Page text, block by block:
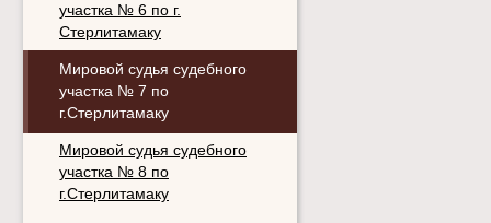
участка № 6 по г.
Стерлитамаку
Мировой судья судебного
участка № 7 по
г.Стерлитамаку
Мировой судья судебного
участка № 8 по
г.Стерлитамаку